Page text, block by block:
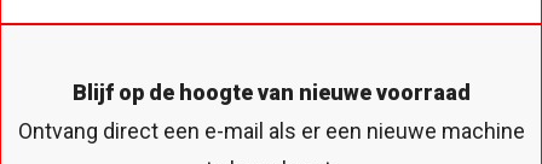
Blijf op de hoogte van nieuwe voorraad
Ontvang direct een e-mail als er een nieuwe machine